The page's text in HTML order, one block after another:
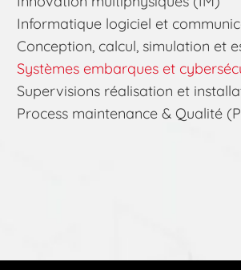
Informatique logiciel et
Conception, calcul, simulation et
Systèmes embarques et
Supervisions réalisation et
Process maintenance & Qualité